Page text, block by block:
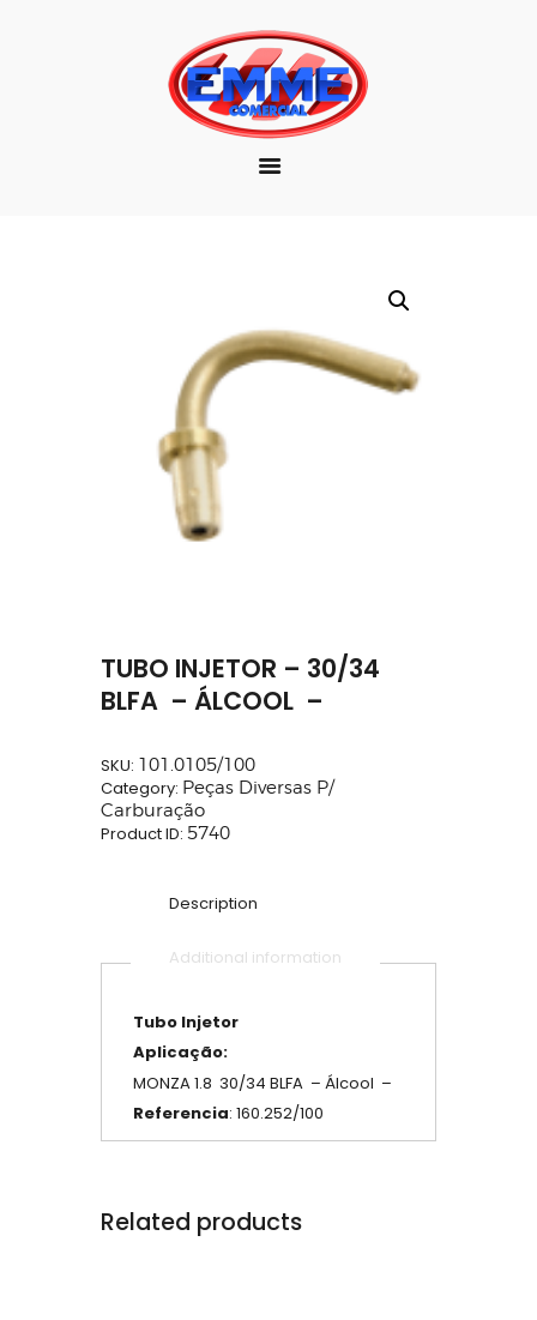
EMPRESA
MARCAS
PRODUTOS
TUBO INJETOR – 30/34
BLFA – ÁLCOOL –
SKU: 101.0105/100
Category: Peças Diversas P/
Carburação
Product ID: 5740
Description
Additional information
Tubo Injetor
Aplicação:
MONZA 1.8 30/34 BLFA – Álcool –
Referencia: 160.252/100
Related products